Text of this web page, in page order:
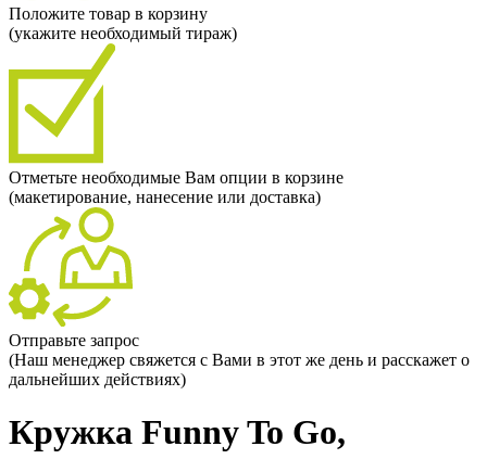
Положите товар в корзину
(укажите необходимый тираж)
Отметьте необходимые Вам опции в корзине
(макетирование, нанесение или доставка)
Отправьте запрос
(Наш менеджер свяжется с Вами в этот же день и расскажет о
дальнейших действиях)
Кружка Funny To Go,